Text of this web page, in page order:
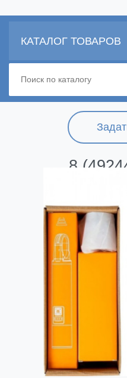
8
КАТАЛОГ ТОВАРОВ